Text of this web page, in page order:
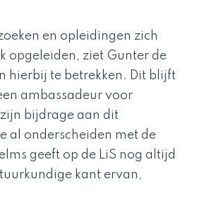
en opleidingen zich
opgeleiden, ziet Gunter de
hierbij te betrekken. Dit blijft
ambassadeur voor
bijdrage aan dit
al onderscheiden met de
geeft op de LiS nog altijd
kant ervan,